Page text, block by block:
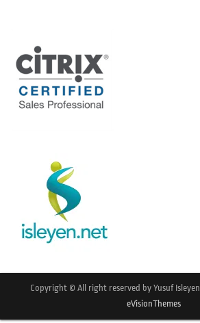
Copyright © All right reserved by Yusuf Isleyen
eVisionThemes